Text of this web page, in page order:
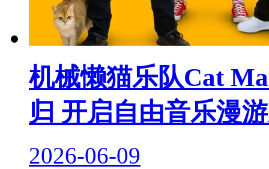
机械懒猫乐队Cat
归 开启自由音乐漫
2026-06-09